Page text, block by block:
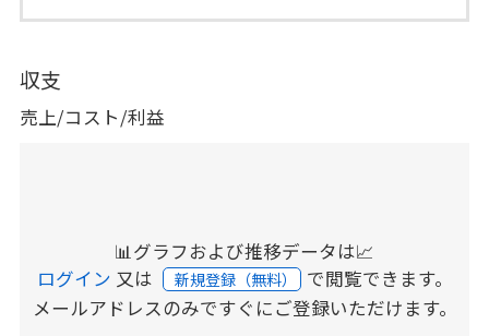
収支
売上/コスト/利益
📊グラフおよび推移データは📈
ログイン 又は 新規登録（無料） で閲覧できます。
メールアドレスのみですぐにご登録いただけます。